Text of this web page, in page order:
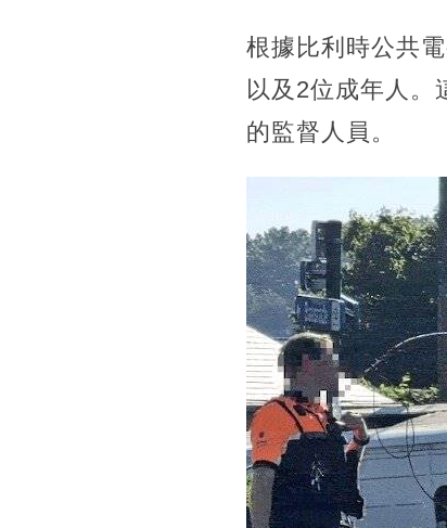
根據比利時公共
以及2位成年人。
的監督人員。